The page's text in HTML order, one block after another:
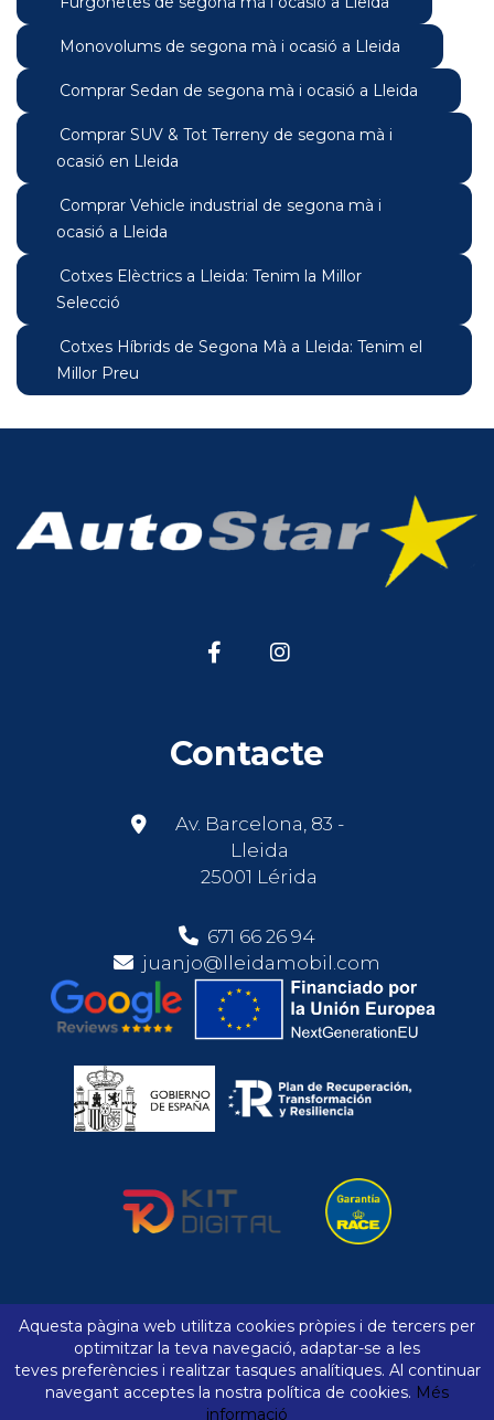
Monovolums de segona mà i ocasió a Lleida
Comprar Sedan de segona mà i ocasió a Lleida
Comprar SUV & Tot Terreny de segona mà i
ocasió en Lleida
Comprar Vehicle industrial de segona mà i
ocasió a Lleida
Cotxes Elèctrics a Lleida: Tenim la Millor
Selecció
Cotxes Híbrids de Segona Mà a Lleida: Tenim el
Millor Preu
Contacte
Av. Barcelona, 83 -
Lleida
25001 Lérida
671 66 26 94
juanjo@lleidamobil.com
Avís legal
Política de cookies
Comparador
Preferits
Declaració d'accessibilitat
Aquesta pàgina web utilitza cookies pròpies i de tercers per
optimitzar la teva navegació, adaptar-se a les
teves preferències i realitzar tasques analítiques. Al continuar
navegant acceptes la nostra política de cookies. Més
informació